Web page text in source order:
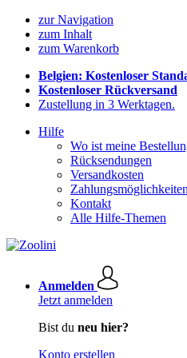
zur Navigation
zum Inhalt
zum Warenkorb
Belgien: Kostenloser
Kostenloser Rückversand
Zustellung in 3 Werktagen.
Hilfe
Wo ist meine
Rücksendungen
Versandkosten
Zahlungsmöglichkeiten
Kontakt
Alle Hilfe-Themen
Anmelden
Jetzt anmelden
Bist du neu hier?
Konto erstellen